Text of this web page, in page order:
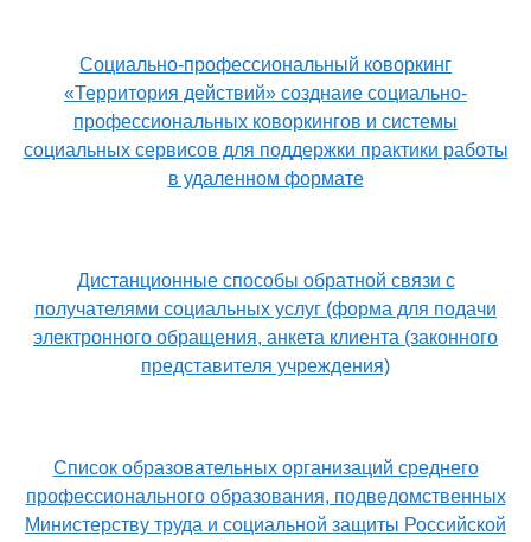
Социально-профессиональный коворкинг
«Территория действий» созднаие социально-
профессиональных коворкингов и системы
социальных сервисов для поддержки практики работы
в удаленном формате
Дистанционные способы обратной связи с
получателями социальных услуг (форма для подачи
электронного обращения, анкета клиента (законного
представителя учреждения)
Список образовательных организаций среднего
профессионального образования, подведомственных
Министерству труда и социальной защиты Российской